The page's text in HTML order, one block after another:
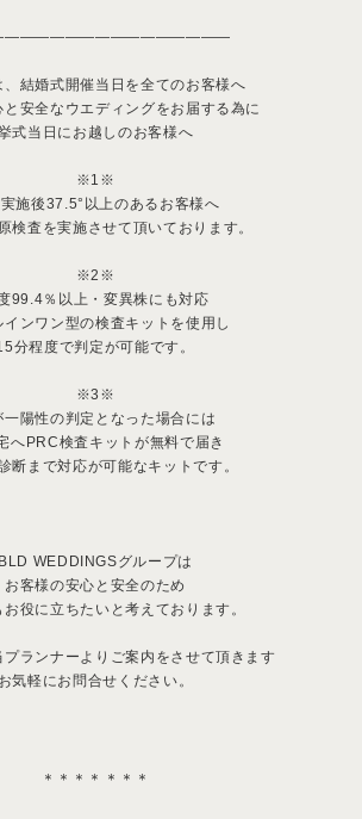
、結婚式開催当日を全てのお客様へ
と安全なウエディングをお届する為に
式当日にお越しのお客様へ
※1※
施後37.5°以上のあるお客様へ
検査を実施させて頂いております。
※2※
99.4％以上・変異株にも対応
インワン型の検査キットを使用し
分程度で判定が可能です。
※3※
一陽性の判定となった場合には
へPRC検査キットが無料で届き
断まで対応が可能なキットです。
BLD WEDDINGSグループは
お客様の安心と安全のため
お役に立ちたいと考えております。
プランナーよりご案内をさせて頂きます
お気軽にお問合せください。
＊＊＊＊＊＊＊